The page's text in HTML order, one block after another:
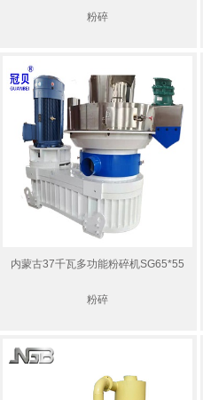
粉碎
内蒙古37千瓦多功能粉碎机SG65*55
粉碎